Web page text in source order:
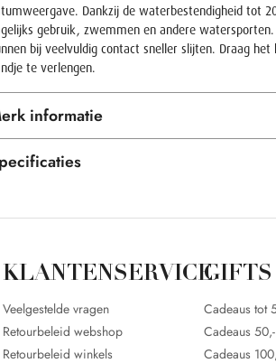
Dankzij de waterbestendigheid tot
gebruik, zwemmen en andere
bij veelvuldig contact sneller slijten. Draag
te verlengen.
informatie
KLANTENSERVICE
Veelgestelde vragen
Retourbeleid webshop
Retourbeleid winkels
GIFTS
Cadeaus tot
Cadeaus
Cadeaus